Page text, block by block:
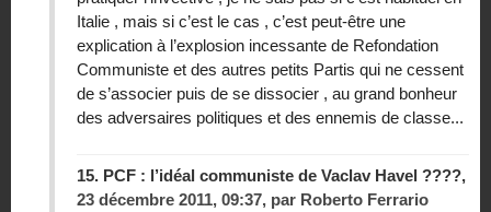
Italie , mais si c’est le cas , c’est peut-être une
explication à l’explosion incessante de Refondation
Communiste et des autres petits Partis qui ne cessent
de s’associer puis de se dissocier , au grand bonheur
des adversaires politiques et des ennemis de classe...
15. PCF : l’idéal communiste de Vaclav Havel ????,
23 décembre 2011, 09:37, par Roberto Ferrario